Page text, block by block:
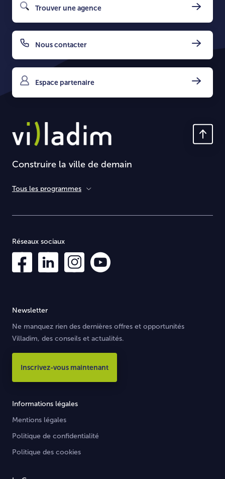
Trouver une agence
Nous contacter
Espace partenaire
Construire la ville de demain
Tous les programmes
Informations légales
Mentions légales
Politique de confidentialité
Politique des cookies
Réseaux sociaux
Newsletter
Ne manquez rien des dernières offres et opportunités
Villadim, des conseils et actualités.
Inscrivez-vous maintenant